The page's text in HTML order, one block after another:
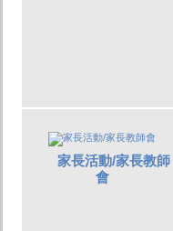
家長活動/家長教師
會